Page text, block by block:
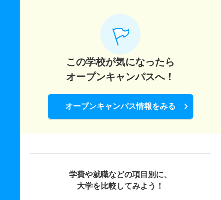
この学校が気になったら
オープンキャンパスへ！
オープンキャンパス情報をみる
学費や就職などの項目別に、
大学を比較してみよう！